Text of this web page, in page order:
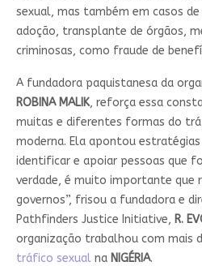
sexual, mas também em casos
adoção, transplante de órgãos,
criminosas, como fraude de
A fundadora paquistanesa da
ROBINA MALIK, reforça essa
muitas e diferentes formas do
moderna. Ela apontou
identificar e apoiar pessoas que
verdade, é muito importante que
governos”, frisou a fundadora e
Pathfinders Justice Initiative, R.
organização trabalhou com mais
tráfico sexualna NIGÉRIA.